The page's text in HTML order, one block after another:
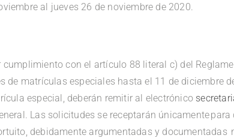
al jueves 26 de noviembre de 2020.
con el artículo 88 literal c) del
de matrículas especiales hasta el 11 de diciembre
especial, deberán remitir al electrónico
Las solicitudes se receptarán únicamente
debidamente argumentadas y documentadas